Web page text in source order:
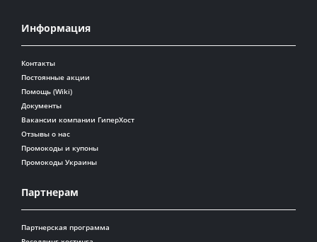
Информация
Контакты
Постоянные акции
Помощь (Wiki)
Документы
Вакансии компании ГиперХост
Отзывы о нас
Промокоды и купоны
Промокоды Украины
Партнерам
Партнерская программа